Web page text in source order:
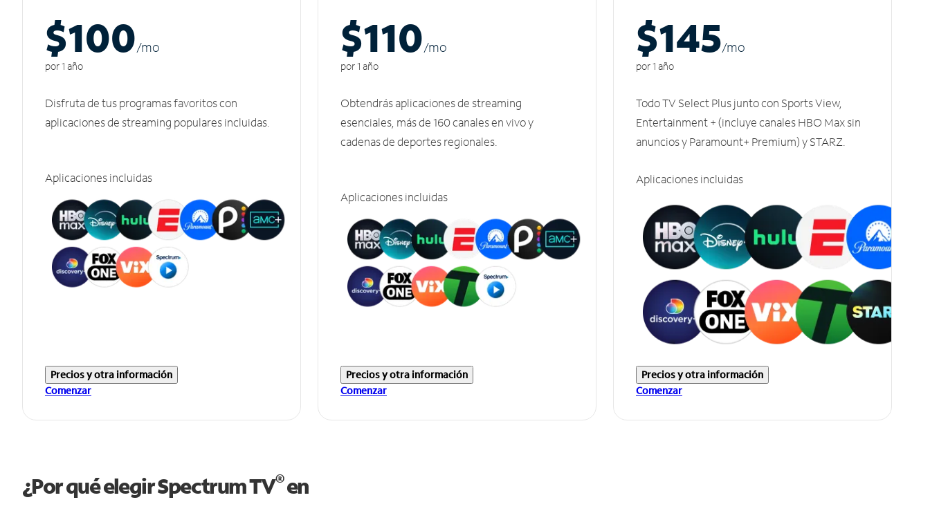
$100/mo
por 1 año
Disfruta de tus programas favoritos con
aplicaciones de streaming populares incluidas.
Aplicaciones incluidas
Precios y otra información
Comenzar
$110/mo
por 1 año
Obtendrás aplicaciones de streaming
esenciales, más de 160 canales en vivo y
cadenas de deportes regionales.
Aplicaciones incluidas
Precios y otra información
Comenzar
$145/mo
por 1 año
Todo TV Select Plus junto con Sports View,
Entertainment + (incluye canales HBO Max sin
anuncios y Paramount+ Premium) y STARZ.
Aplicaciones incluidas
Precios y otra información
Comenzar
¿Por qué elegir Spectrum TV®en